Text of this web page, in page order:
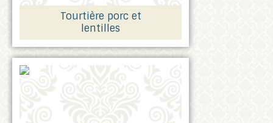
Tourtière porc et
lentilles